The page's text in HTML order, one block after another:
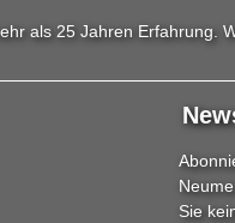
als 25 Jahren Erfahrung.
Sie